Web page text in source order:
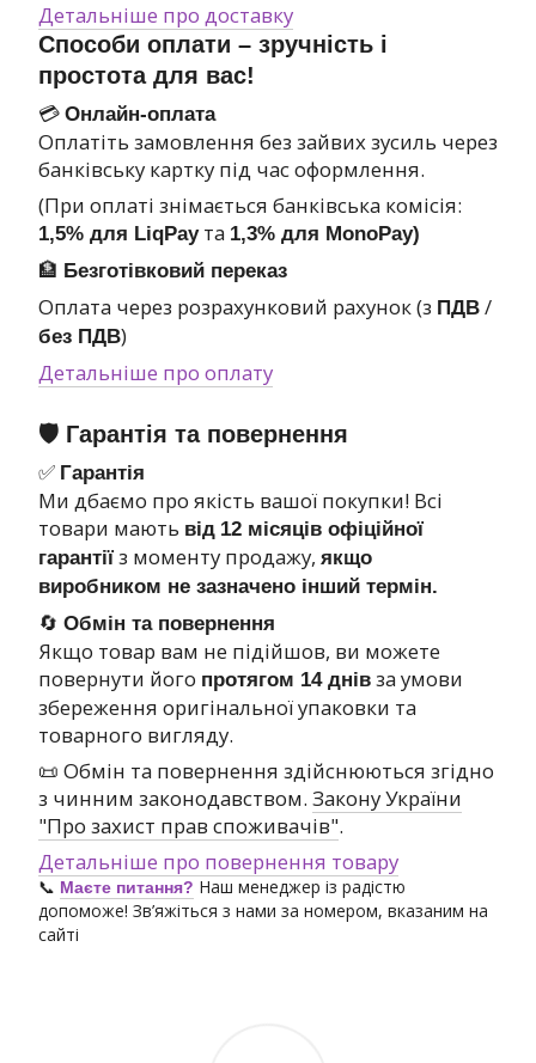
Детальніше про доставку
Способи оплати – зручність і
простота для вас!
💳 Онлайн-оплата
Оплатіть замовлення без зайвих зусиль через
банківську картку під час оформлення.
(При оплаті знімається банківська комісія:
1,5% для LiqPayта 1,3% для MonoPay)
🏦 Безготівковий переказ
Оплата через розрахунковий рахунок (з ПДВ /
без ПДВ)
Детальніше про оплату
🛡 Гарантія та повернення
✅ Гарантія
Ми дбаємо про якість вашої покупки! Всі
товари мають від 12 місяців офіційної
гарантії з моменту продажу, якщо
виробником не зазначено інший термін.
🔄 Обмін та повернення
Якщо товар вам не підійшов, ви можете
повернути його протягом 14 днів за умови
збереження оригінальної упаковки та
товарного вигляду.
📜 Обмін та повернення здійснюються згідно
з чинним законодавством. Закону України
"Про захист прав споживачів".
Детальніше про повернення товару
📞 Маєте питання? Наш менеджер із радістю
допоможе! Зв’яжіться з нами за номером, вказаним на
сайті